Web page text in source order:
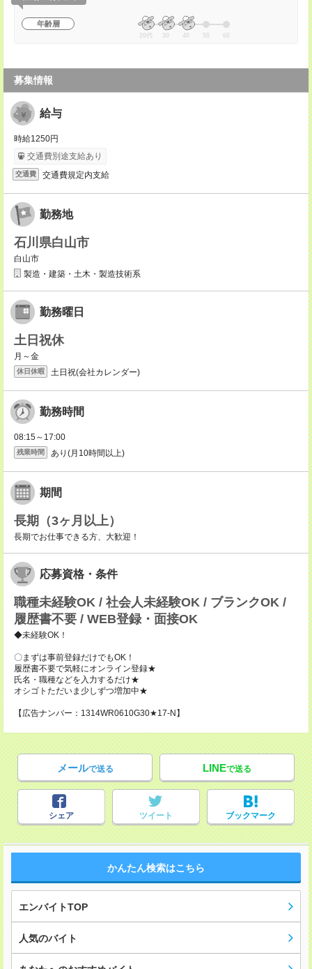
年齢層
20代 30 40 50 60
募集情報
給与
時給1250円
交通費別途支給あり
交通費 交通費規定内支給
勤務地
石川県白山市
白山市
製造・建築・土木・製造技術系
勤務曜日
土日祝休
月～金
休日休暇 土日祝(会社カレンダー)
勤務時間
08:15～17:00
残業時間 あり(月10時間以上)
期間
長期（3ヶ月以上）
長期でお仕事できる方、大歓迎！
応募資格・条件
職種未経験OK / 社会人未経験OK / ブランクOK /
履歴書不要 / WEB登録・面接OK
◆未経験OK！
〇まずは事前登録だけでもOK！
履歴書不要で気軽にオンライン登録★
氏名・職種などを入力するだけ★
オシゴトただいま少しずつ増加中★
【広告ナンバー：1314WR0610G30★17-N】
メールで送る LINEで送る
シェア ツイート ブックマーク
かんたん検索はこちら
エンバイトTOP
人気のバイト